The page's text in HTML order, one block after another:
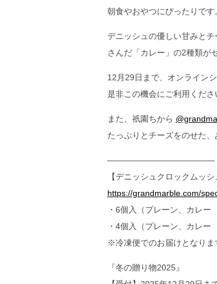
朝食やおやつにぴったりです
デニッシュの優しい甘みと
さんだ「カレー」の2種類が
12月29日まで、オンライン
是非この機会にご利用くださ
また、祇園ちから
たっぷりとチーズをのせた
—————————————
【デニッシュクロックムッシ
https://grandmarble.com/
・6個入（プレーン、カレー
・4個入（プレーン、カレー
※冷凍便でのお届けとなりま
『冬の贈り物2025』